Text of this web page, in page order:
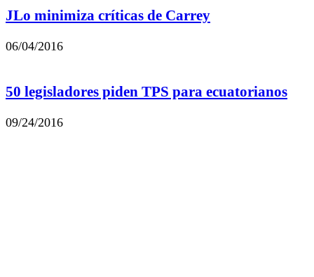
JLo minimiza críticas de Carrey
06/04/2016
50 legisladores piden TPS para ecuatorianos
09/24/2016